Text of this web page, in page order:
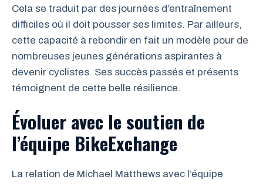
Cela se traduit par des journées d’entraînement
difficiles où il doit pousser ses limites. Par ailleurs,
cette capacité à rebondir en fait un modèle pour de
nombreuses jeunes générations aspirantes à
devenir cyclistes. Ses succès passés et présents
témoignent de cette belle résilience.
Évoluer avec le soutien de
l’équipe BikeExchange
La relation de Michael Matthews avec l’équipe